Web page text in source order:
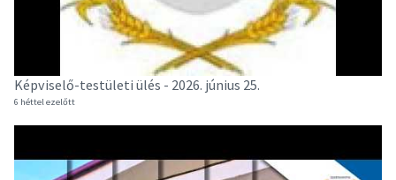
Képviselő-testületi ülés - 2026. június 25.
6 héttel ezelőtt